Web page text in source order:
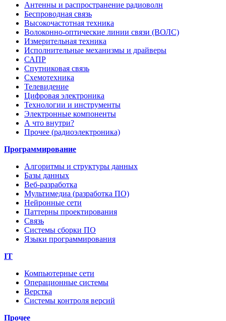
Антенны и распространение радиоволн
Беспроводная связь
Высокочастотная техника
Волоконно-оптические линии связи (ВОЛС)
Измерительная техника
Исполнительные механизмы и драйверы
САПР
Спутниковая связь
Схемотехника
Телевидение
Цифровая электроника
Технологии и инструменты
Электронные компоненты
А что внутри?
Прочее (радиоэлектроника)
Программирование
Алгоритмы и структуры данных
Базы данных
Веб-разработка
Мультимедиа (разработка ПО)
Нейронные сети
Паттерны проектирования
Связь
Системы сборки ПО
Языки программирования
IT
Компьютерные сети
Операционные системы
Верстка
Системы контроля версий
Прочее